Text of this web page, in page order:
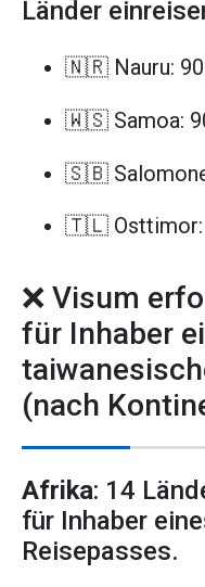
Länder
🇳🇷 Nauru: 90
🇼🇸 Samoa:
🇸🇧
🇹🇱 Osttimor:
❌ Visum
für Inhaber
(nach
Afrika: 14
für Inhaber
Reisepasses.